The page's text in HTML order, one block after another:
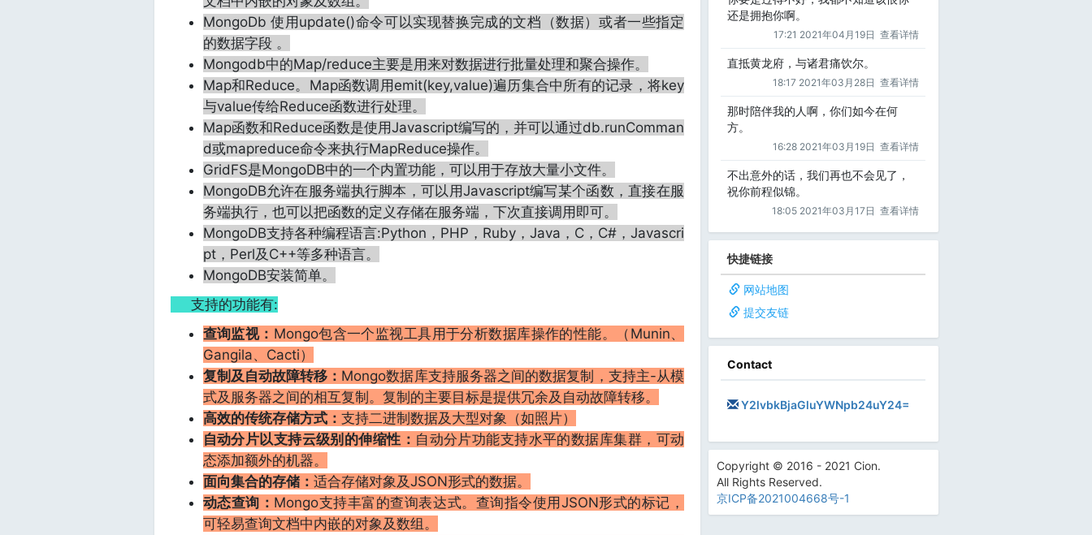
MongoDb 使用update()命令可以实现替换完成的文档（数据）或者一些指定
的数据字段 。
Mongodb中的Map/reduce主要是用来对数据进行批量处理和聚合操作。
Map和Reduce。Map函数调用emit(key,value)遍历集合中所有的记录，将key
与value传给Reduce函数进行处理。
Map函数和Reduce函数是使用Javascript编写的，并可以通过db.runComman
d或mapreduce命令来执行MapReduce操作。
GridFS是MongoDB中的一个内置功能，可以用于存放大量小文件。
MongoDB允许在服务端执行脚本，可以用Javascript编写某个函数，直接在服
务端执行，也可以把函数的定义存储在服务端，下次直接调用即可。
MongoDB支持各种编程语言:Python，PHP，Ruby，Java，C，C#，Javascri
pt，Perl及C++等多种语言。
MongoDB安装简单。
支持的功能有:
查询监视： Mongo包含一个监视工具用于分析数据库操作的性能。（Munin、
Gangila、Cacti）
复制及自动故障转移： Mongo数据库支持服务器之间的数据复制，支持主-从模
式及服务器之间的相互复制。复制的主要目标是提供冗余及自动故障转移。
高效的传统存储方式： 支持二进制数据及大型对象（如照片）
自动分片以支持云级别的伸缩性： 自动分片功能支持水平的数据库集群，可动
态添加额外的机器。
面向集合的存储： 适合存储对象及JSON形式的数据。
动态查询： Mongo支持丰富的查询表达式。查询指令使用JSON形式的标记，
可轻易查询文档中内嵌的对象及数组。
还是拥抱你啊。
17:21 2021年04月19日 查看详情
直抵黄龙府，与诸君痛饮尔。
18:17 2021年03月28日 查看详情
那时陪伴我的人啊，你们如今在何
方。
16:28 2021年03月19日 查看详情
不出意外的话，我们再也不会见了，
祝你前程似锦。
18:05 2021年03月17日 查看详情
快捷链接
网站地图
提交友链
Contact
Y2lvbkBjaGluYWNpb24uY24=
Copyright © 2016 - 2021 Cion.
All Rights Reserved.
京ICP备2021004668号-1